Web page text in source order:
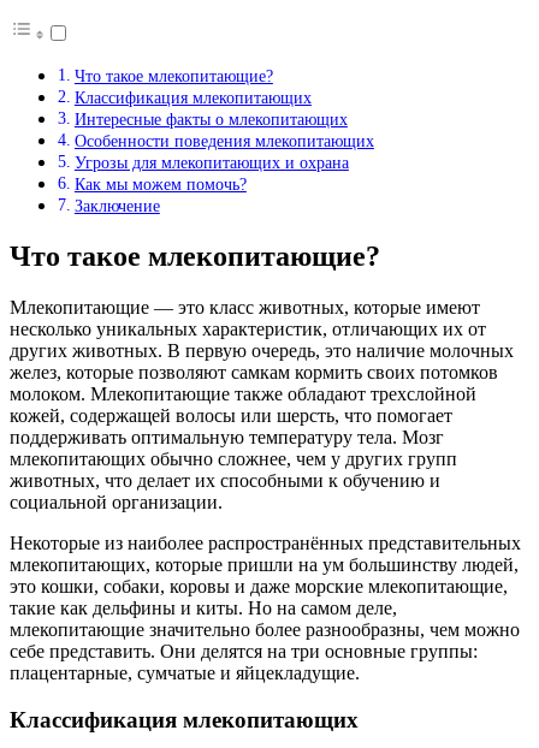
Что такое млекопитающие?
Классификация млекопитающих
Интересные факты о млекопитающих
Особенности поведения млекопитающих
Угрозы для млекопитающих и охрана
Как мы можем помочь?
Заключение
Что такое млекопитающие?
Млекопитающие — это класс животных, которые имеют
несколько уникальных характеристик, отличающих их от
других животных. В первую очередь, это наличие молочных
желез, которые позволяют самкам кормить своих потомков
молоком. Млекопитающие также обладают трехслойной
кожей, содержащей волосы или шерсть, что помогает
поддерживать оптимальную температуру тела. Мозг
млекопитающих обычно сложнее, чем у других групп
животных, что делает их способными к обучению и
социальной организации.
Некоторые из наиболее распространённых представительных
млекопитающих, которые пришли на ум большинству людей,
это кошки, собаки, коровы и даже морские млекопитающие,
такие как дельфины и киты. Но на самом деле,
млекопитающие значительно более разнообразны, чем можно
себе представить. Они делятся на три основные группы:
плацентарные, сумчатые и яйцекладущие.
Классификация млекопитающих